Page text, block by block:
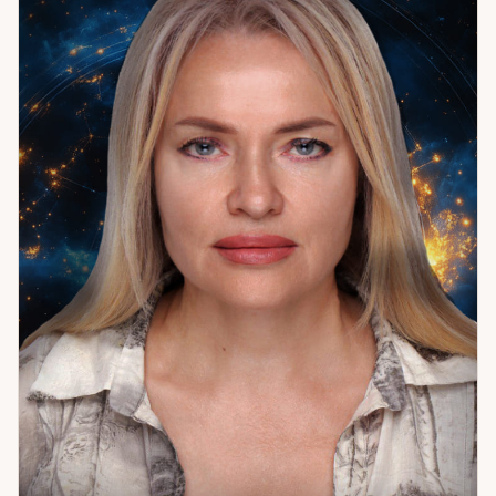
месяца вышла замуж. Сейчас счастлива, ждёт ребёнка.
Готова помочь выйти на новый уровень — там, где раньше
был тупик.